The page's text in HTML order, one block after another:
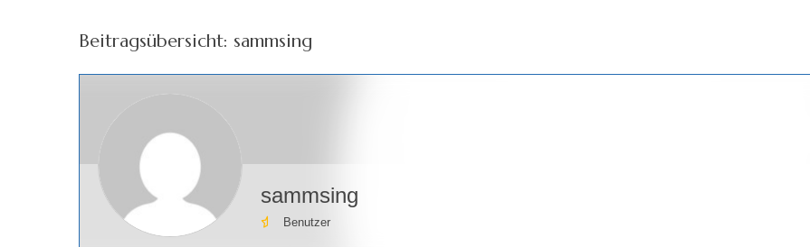
Beitragsübersicht: sammsing
sammsing
Benutzer